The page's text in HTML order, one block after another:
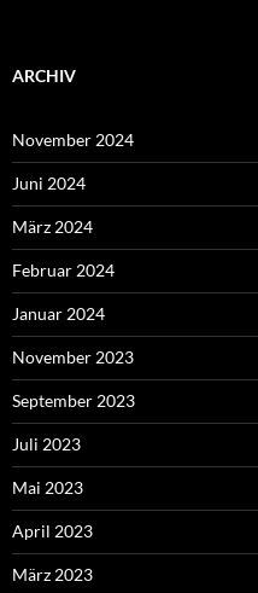
ARCHIV
November 2024
Juni 2024
März 2024
Februar 2024
Januar 2024
November 2023
September 2023
Juli 2023
Mai 2023
April 2023
März 2023